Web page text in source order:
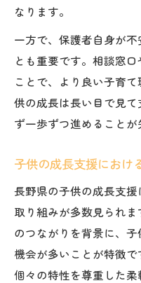
なります。
一方で、保護者自身が
とも重要です。相談窓
ことで、より良い子育
供の成長は長い目で見
ず一歩ずつ進めることが
子供の成長支援におけ
長野県の子供の成長支
取り組みが多数見られ
のつながりを背景に、
機会が多いことが特徴で
個々の特性を尊重した柔